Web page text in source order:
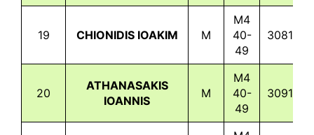
19 CHIONIDIS IOAKIM M
M4
40-
49
3081
20
ATHANASAKIS
IOANNIS
M
M4
40-
49
3091